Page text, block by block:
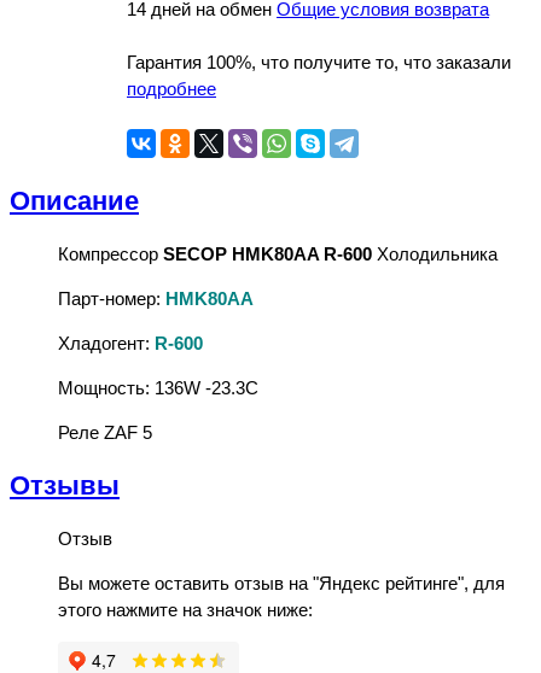
14 дней на обмен Общие условия возврата
Гарантия 100%, что получите то, что заказали
подробнее
Описание
Компрессор SECOP HMK80AA R-600 Холодильника
Парт-номер: HMK80AA
Хладогент: R-600
Мощность: 136W -23.3C
Реле ZAF 5
Отзывы
Отзыв
Вы можете оставить отзыв на "Яндекс рейтинге", для
этого нажмите на значок ниже: